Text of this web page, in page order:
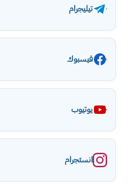
تيليجرام
فيسبوك
يوتيوب
انستجرام